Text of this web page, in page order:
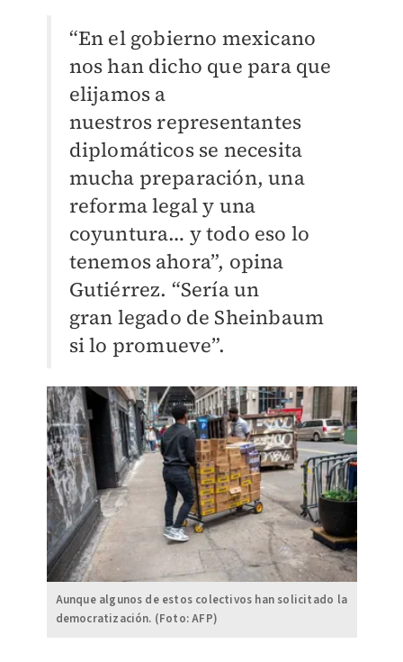
“En el gobierno mexicano
nos han dicho que para que
elijamos a
nuestrosrepresentantes
diplomáticos se necesita
mucha preparación, una
reforma legal y una
coyuntura… y todo eso lo
tenemos ahora”, opina
Gutiérrez. “Sería un
gran legado de Sheinbaum
si lo promueve”.
Aunque algunos de estos colectivos han solicitado la
democratización. (Foto: AFP)